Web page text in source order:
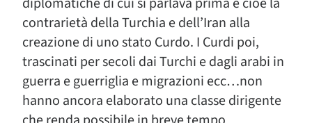
contrarietà della Turchia e dell’Iran alla
creazione di uno stato Curdo. I Curdi poi,
trascinati per secoli dai Turchi e dagli arabi in
guerra e guerriglia e migrazioni ecc…non
hanno ancora elaborato una classe dirigente